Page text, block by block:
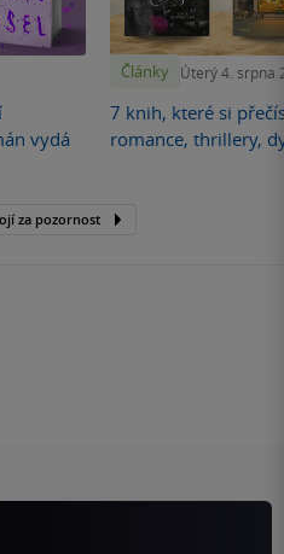
vydá
Články Úterý 4. srpna
7 knih, které si
romance, thrillery,
za pozornost